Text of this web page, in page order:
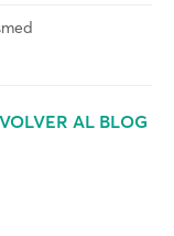
VOLVER AL BLOG